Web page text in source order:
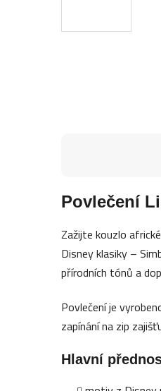
Povlečení
Zažijte kouzlo
Disney klasiky –
přírodních tónů a
Povlečení je
zapínání na zip
Hlavní